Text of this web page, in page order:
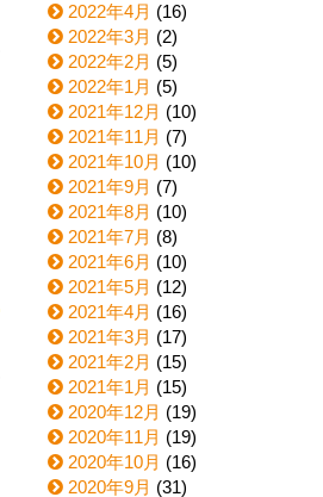
2022年4月 (16)
2022年3月 (2)
2022年2月 (5)
2022年1月 (5)
2021年12月 (10)
2021年11月 (7)
2021年10月 (10)
2021年9月 (7)
2021年8月 (10)
2021年7月 (8)
2021年6月 (10)
2021年5月 (12)
2021年4月 (16)
2021年3月 (17)
2021年2月 (15)
2021年1月 (15)
2020年12月 (19)
2020年11月 (19)
2020年10月 (16)
2020年9月 (31)